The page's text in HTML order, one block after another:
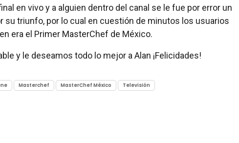
en vivo y a alguien dentro del canal se le fue por error un
su triunfo, por lo cual en cuestión de minutos los usuarios
era el Primer MasterChef de México.
y le deseamos todo lo mejor a Alan ¡Felicidades!
Masterchef MasterChef México Televisión